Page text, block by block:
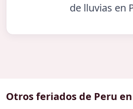
de lluvias en
Otros feriados de Peru en